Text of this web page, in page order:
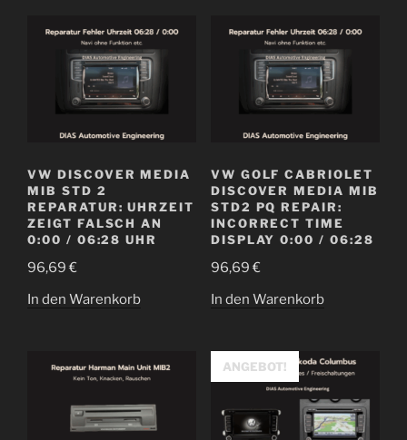
VW DISCOVER MEDIA
MIB STD 2
REPARATUR: UHRZEIT
ZEIGT FALSCH AN
0:00 / 06:28 UHR
96,69€
In den Warenkorb
VW GOLF CABRIOLET
DISCOVER MEDIA MIB
STD2 PQ REPAIR:
INCORRECT TIME
DISPLAY 0:00 / 06:28
96,69€
In den Warenkorb
ANGEBOT!